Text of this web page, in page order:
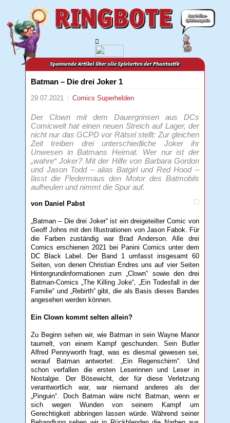
Batman – Die drei Joker 1
29.07.2021 ComicsSuperhelden
Der Clown mit dem Dauergrinsen aus DCs
Comicwelt hat einen neuen Streich auf Lager, der
nicht nur das GCPD vor Rätsel stellt: Zur gleichen
Zeit treiben drei unterschiedliche Joker ihr
Unwesen in Batmans Heimat. Wer nur ist der
„wahre“ Joker? Mit der Hilfe von Barbara Gordon
und Jason Todd – alias Batgirl und Red Hood –
lässt die Fledermaus den Motor des Batmobils
aufheulen und nimmt die Spur auf.
von Daniel Pabst
„Batman – Die drei Joker“ ist ein dreigeteilter Comic von
Geoff Johns mit den Illustrationen von Jason Fabok. Für
die Farben zuständig war Brad Anderson. Alle drei
Comics erschienen 2021 bei Panini Comics unter dem
DC Black Label. Der Band 1 umfasst insgesamt 60
Seiten, von denen Christian Endres uns auf vier Seiten
Hintergrundinformationen zum „Clown“ sowie den drei
Batman-Comics „The Killing Joke“, „Ein Todesfall in der
Familie“ und „Rebirth“ gibt, die als Basis dieses Bandes
angesehen werden können.
Ein Clown kommt selten allein?
Zu Beginn sehen wir, wie Batman in sein Wayne Manor
taumelt, von einem Kampf geschunden. Sein Butler
Alfred Pennyworth fragt, was es diesmal gewesen sei,
worauf Batman antwortet: „Ein Regenschirm“. Und
schon verfallen die ersten Leserinnen und Leser in
Nostalgie. Der Bösewicht, der für diese Verletzung
verantwortlich war, war niemand anderes als der
„Pinguin“. Doch Batman wäre nicht Batman, wenn er
sich wegen Wunden von seinem Kampf um
Gerechtigkeit abbringen lassen würde. Während seiner